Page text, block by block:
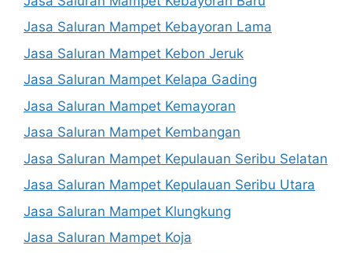
Jasa Saluran Mampet Kebayoran Lama
Jasa Saluran Mampet Kebon Jeruk
Jasa Saluran Mampet Kelapa Gading
Jasa Saluran Mampet Kemayoran
Jasa Saluran Mampet Kembangan
Jasa Saluran Mampet Kepulauan Seribu Selatan
Jasa Saluran Mampet Kepulauan Seribu Utara
Jasa Saluran Mampet Klungkung
Jasa Saluran Mampet Koja